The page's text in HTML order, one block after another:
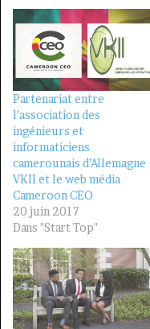
Partenariat entre
l’association des
ingénieurs et
informaticiens
camerounais d’Allemagne
VKII et le web média
Cameroon CEO
20 juin 2017
Dans "Start Top"